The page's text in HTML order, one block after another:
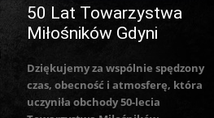
50 Lat Towarzystwa
Miłośników Gdyni
Dziękujemy za wspólnie spędzony
czas, obecność i atmosferę, która
uczyniła obchody 50-lecia